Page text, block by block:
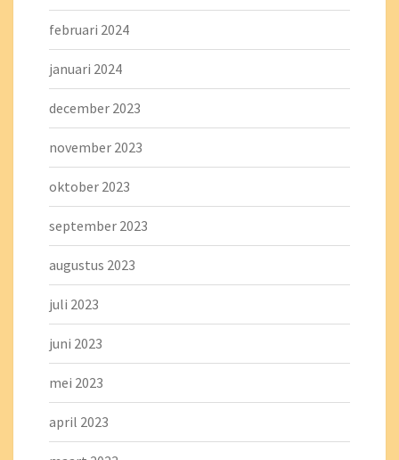
februari 2024
januari 2024
december 2023
november 2023
oktober 2023
september 2023
augustus 2023
juli 2023
juni 2023
mei 2023
april 2023